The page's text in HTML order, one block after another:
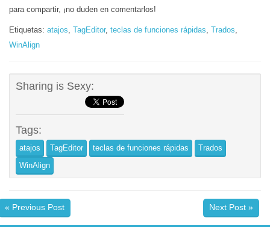
para compartir, ¡no duden en comentarlos!
Etiquetas: atajos, TagEditor, teclas de funciones rápidas, Trados,
WinAlign
Sharing is Sexy:
Tags:
atajos TagEditor teclas de funciones rápidas
Trados
WinAlign
« Previous Post Next Post »